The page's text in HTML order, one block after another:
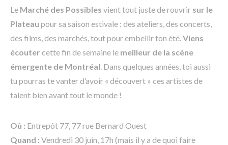
Le Marché des Possibles vient tout juste de rouvrir sur le
Plateau pour sa saison estivale : des ateliers, des concerts,
des films, des marchés, tout pour embellir ton été. Viens
écouter cette fin de semaine le meilleur de la scène
émergente de Montréal . Dans quelques années, toi aussi
tu pourras te vanter d’avoir « découvert » ces artistes de
talent bien avant tout le monde !
Où : Entrepôt 77, 77 rue Bernard Ouest
Quand : Vendredi 30 juin, 17h (mais il y a de quoi faire